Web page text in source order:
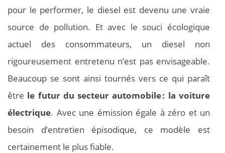
pour le performer, le diesel est devenu une vraie
source de pollution. Et avec le souci écologique
actuel des consommateurs, un diesel non
rigoureusement entretenu n’est pas envisageable.
Beaucoup se sont ainsi tournés vers ce qui paraît
être le futur du secteur automobile : la voiture
électrique. Avec une émission égale à zéro et un
besoin d’entretien épisodique, ce modèle est
certainement le plus fiable.